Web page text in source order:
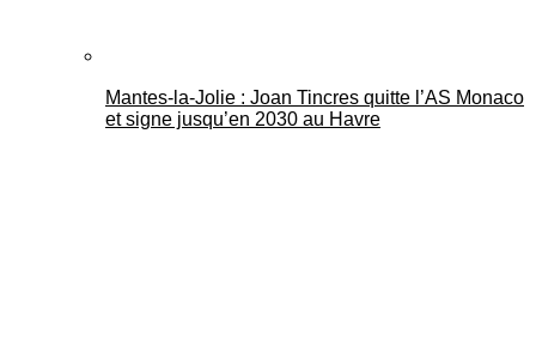
Mantes-la-Jolie : Joan Tincres quitte l’AS Monaco
et signe jusqu’en 2030 au Havre